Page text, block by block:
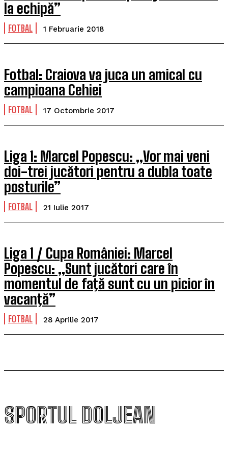
la echipă”
FOTBAL 1 Februarie 2018
Fotbal: Craiova va juca un amical cu
campioana Cehiei
FOTBAL 17 Octombrie 2017
Liga 1: Marcel Popescu: „Vor mai veni
doi-trei jucători pentru a dubla toate
posturile”
FOTBAL 21 Iulie 2017
Liga 1 / Cupa României: Marcel
Popescu: „Sunt jucători care în
momentul de faţă sunt cu un picior în
vacanţă”
FOTBAL 28 Aprilie 2017
SPORTUL DOLJEAN